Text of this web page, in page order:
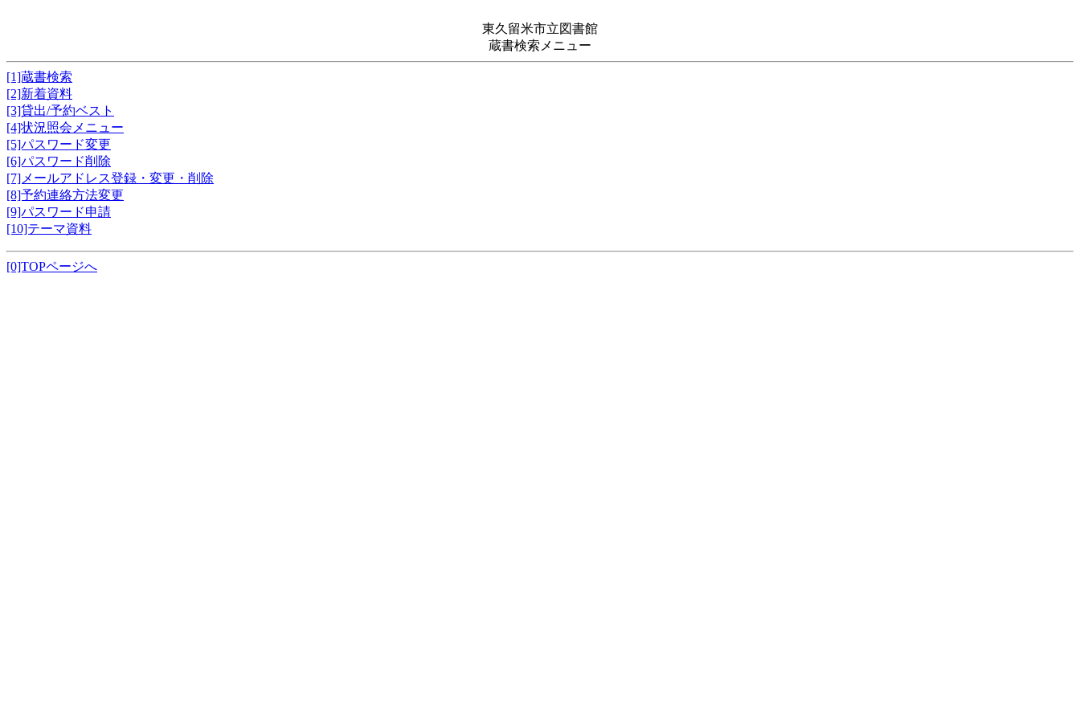
東久留米市立図書館
蔵書検索メニュー
[1]蔵書検索
[2]新着資料
[3]貸出/予約ベスト
[4]状況照会メニュー
[5]パスワード変更
[6]パスワード削除
[7]メールアドレス登録・変更・削除
[8]予約連絡方法変更
[9]パスワード申請
[10]テーマ資料
[0]TOPページへ